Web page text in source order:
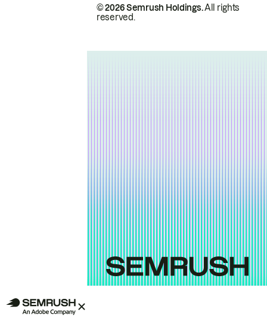
© 2026 Semrush Holdings.All rights
reserved.